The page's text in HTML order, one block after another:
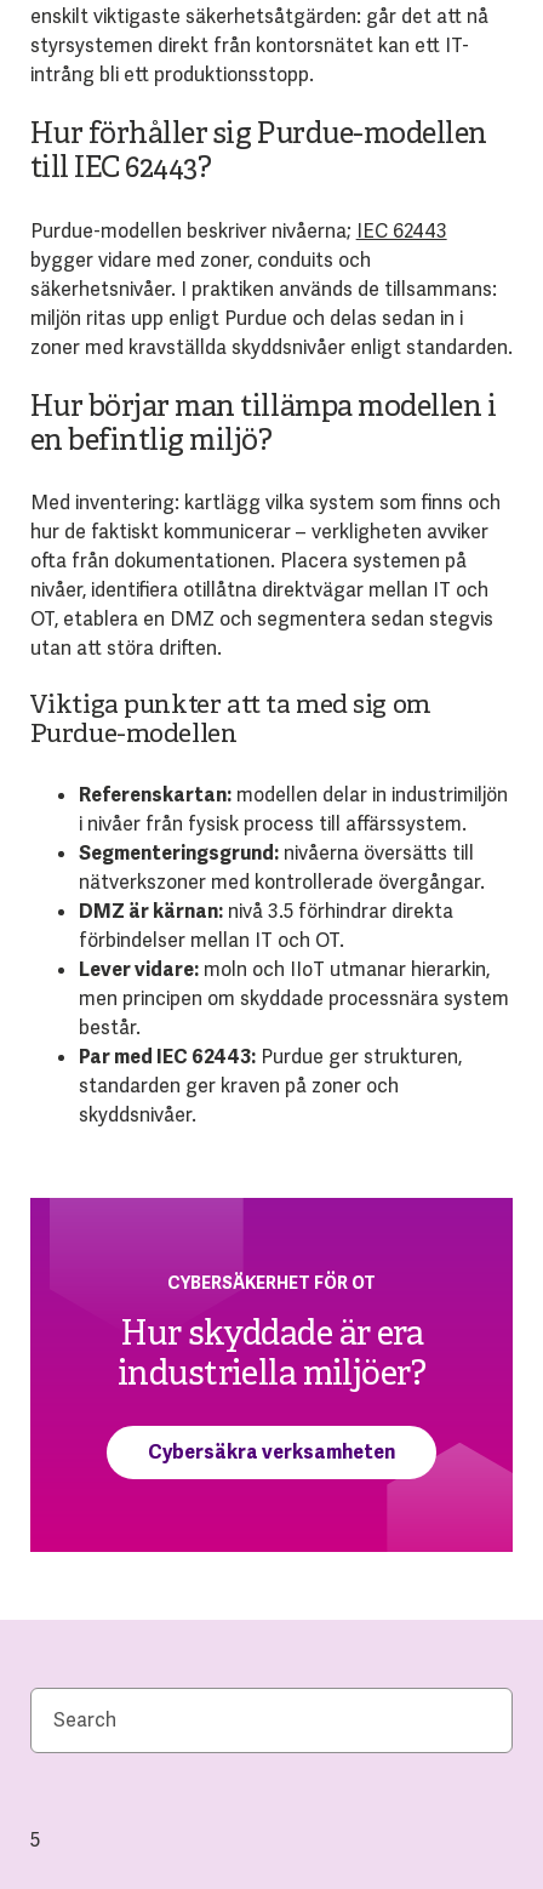
enskilt viktigaste säkerhetsåtgärden: går det att nå
styrsystemen direkt från kontorsnätet kan ett IT-
intrång bli ett produktionsstopp.
Hur förhåller sig Purdue-modellen
till IEC 62443?
Purdue-modellen beskriver nivåerna; IEC 62443
bygger vidare med zoner, conduits och
säkerhetsnivåer. I praktiken används de tillsammans:
miljön ritas upp enligt Purdue och delas sedan in i
zoner med kravställda skyddsnivåer enligt standarden.
Hur börjar man tillämpa modellen i
en befintlig miljö?
Med inventering: kartlägg vilka system som finns och
hur de faktiskt kommunicerar – verkligheten avviker
ofta från dokumentationen. Placera systemen på
nivåer, identifiera otillåtna direktvägar mellan IT och
OT, etablera en DMZ och segmentera sedan stegvis
utan att störa driften.
Viktiga punkter att ta med sig om
Purdue-modellen
Referenskartan:modellen delar in industrimiljön
i nivåer från fysisk process till affärssystem.
Segmenteringsgrund:nivåerna översätts till
nätverkszoner med kontrollerade övergångar.
DMZ är kärnan:nivå 3.5 förhindrar direkta
förbindelser mellan IT och OT.
Lever vidare:moln och IIoT utmanar hierarkin,
men principen om skyddade processnära system
består.
Par med IEC 62443:Purdue ger strukturen,
standarden ger kraven på zoner och
skyddsnivåer.
CYBERSÄKERHET FÖR OT
Hur skyddade är era
industriella miljöer?
Cybersäkra verksamheten
5